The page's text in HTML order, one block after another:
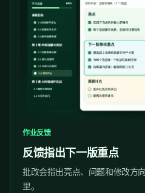
作业反馈
反馈指出下一版重点
批改会指出亮点、问题和修改方
里。